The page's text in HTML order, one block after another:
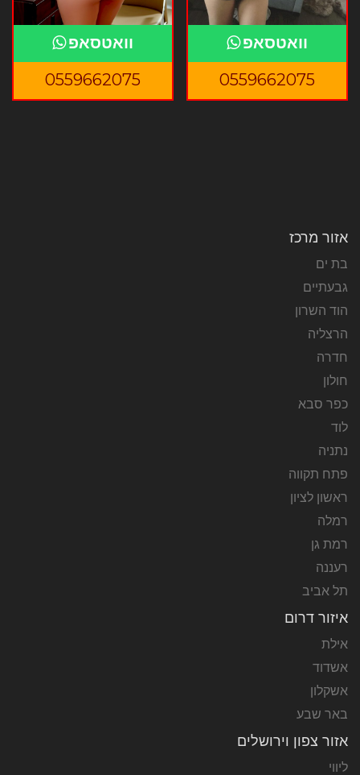
וואטסאפ
0559662075
וואטסאפ
0559662075
אזור מרכז
בת ים
גבעתיים
הוד השרון
הרצליה
חדרה
חולון
כפר סבא
לוד
נתניה
פתח תקווה
ראשון לציון
רמלה
רמת גן
רעננה
תל אביב
איזור דרום
אילת
אשדוד
אשקלון
באר שבע
אזור צפון וירושלים
ליווי